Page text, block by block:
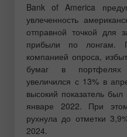
Bank of America
увлеченность
отправной точкой для
прибыли по лонгам.
компанией опроса,
бумаг в портфелях
увеличился с 13% в
высокий показатель
январе 2022. При
рухнула до отметки
2024.